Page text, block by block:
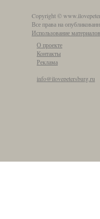
Copyright ©
Все права на
Использование
О проекте
Контакты
Реклама
info@ilovepetersburg.ru